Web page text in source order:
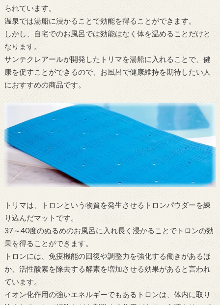
られています。
温泉では湯船に浸かることで効能を得ることができます。
しかし、自宅でのお風呂では効能はなく体を温めることだけと
なります。
サンテクレアールが開発したトリマを湯船に入れることで、健
康を促すことができるので、お風呂で健康維持を期待したい人
におすすめの商品です。
トリマは、トロンという物質を発生させるトロンパウダーを練
り込んだマットです。
37～40度のぬるめのお風呂に入れ長く浸かることでトロンの効
果を得ることができます。
トロンには、免疫機能の回復や調整力を強化する働きがあるほ
か、活性酸素を除去する酵素を増加させる効果があると言われ
ています。
イオン化作用の強いエネルギーでもあるトロンは、体内に取り